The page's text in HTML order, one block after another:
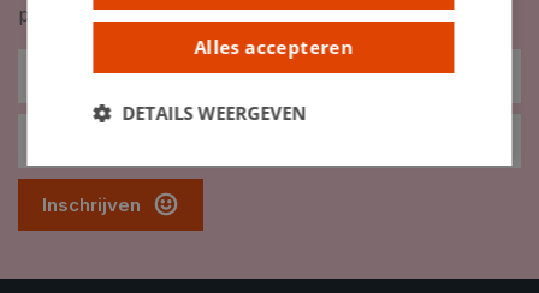
promoties en meer!
Inschrijven
Alles accepteren
DETAILS WEERGEVEN